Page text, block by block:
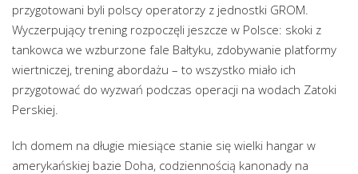
przygotowani byli polscy operatorzy z jednostki GROM.
Wyczerpujący trening rozpoczęli jeszcze w Polsce: skoki z
tankowca we wzburzone fale Bałtyku, zdobywanie platformy
wiertniczej, trening abordażu – to wszystko miało ich
przygotować do wyzwań podczas operacji na wodach Zatoki
Perskiej.
Ich domem na długie miesiące stanie się wielki hangar w
amerykańskiej bazie Doha, codziennością kanonady na